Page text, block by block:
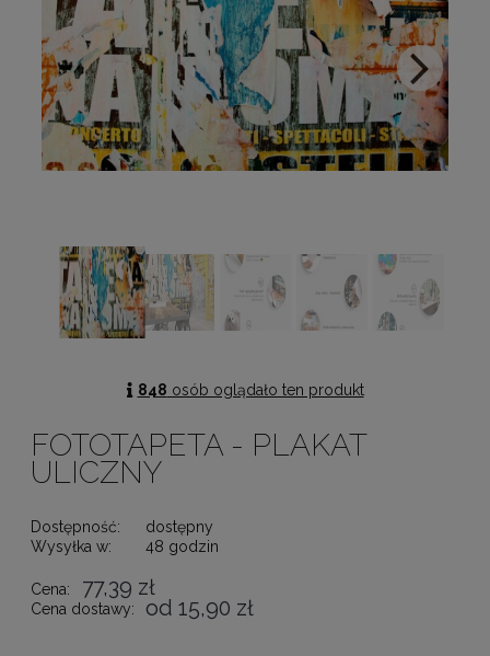
848 osób oglądało ten produkt
FOTOTAPETA - PLAKAT
ULICZNY
Dostępność:
dostępny
Wysyłka w:
48 godzin
Cena: 77,39 zł
Cena dostawy: od 15,90 zł